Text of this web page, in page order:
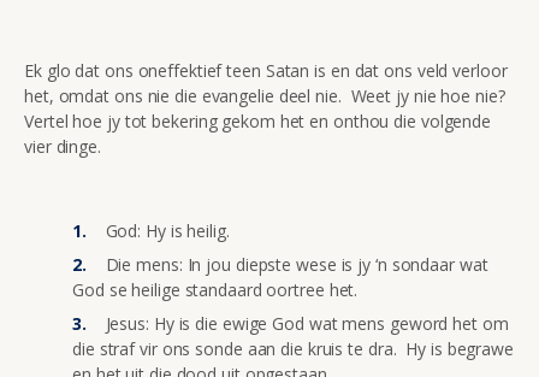
Ek glo dat ons oneffektief teen Satan is en dat ons veld verloor
het, omdat ons nie die evangelie deel nie. Weet jy nie hoe nie?
Vertel hoe jy tot bekering gekom het en onthou die volgende
vier dinge.
God: Hy is heilig.
Die mens: In jou diepste wese is jy ‘n sondaar wat
God se heilige standaard oortree het.
Jesus: Hy is die ewige God wat mens geword het om
die straf vir ons sonde aan die kruis te dra. Hy is begrawe